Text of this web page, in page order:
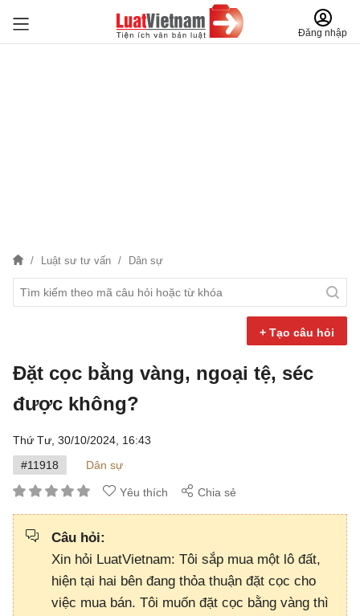
Đăng nhập
Luật sư tư vấn Dân sự
+ Tạo câu hỏi
Đặt cọc bằng vàng, ngoại tệ, séc
được không?
Thứ Tư, 30/10/2024, 16:43
#11918
Dân sự
Yêu thích Chia sẻ
Câu hỏi:
Xin hỏi LuatVietnam: Tôi sắp mua một lô đất,
hiện tại hai bên đang thỏa thuận đặt cọc cho
việc mua bán. Tôi muốn đặt cọc bằng vàng thì